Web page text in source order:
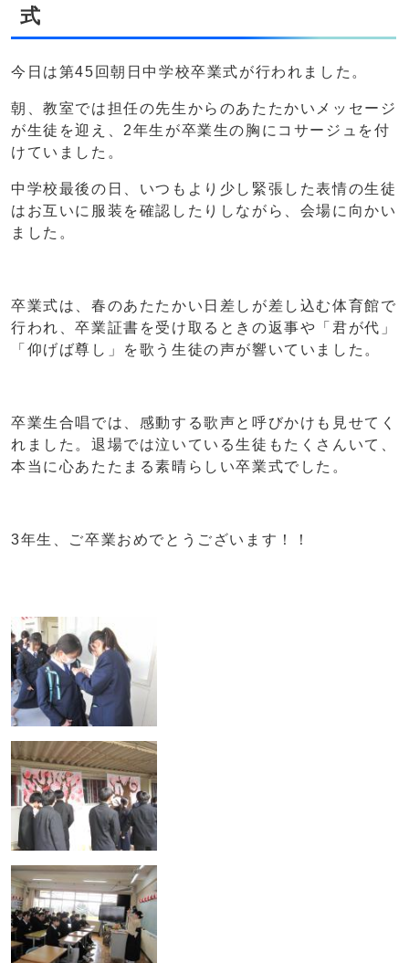
式
今日は第45回朝日中学校卒業式が行われました。
朝、教室では担任の先生からのあたたかいメッセージ
が生徒を迎え、2年生が卒業生の胸にコサージュを付
けていました。
中学校最後の日、いつもより少し緊張した表情の生徒
はお互いに服装を確認したりしながら、会場に向かい
ました。
卒業式は、春のあたたかい日差しが差し込む体育館で
行われ、卒業証書を受け取るときの返事や「君が代」
「仰げば尊し」を歌う生徒の声が響いていました。
卒業生合唱では、感動する歌声と呼びかけも見せてく
れました。退場では泣いている生徒もたくさんいて、
本当に心あたたまる素晴らしい卒業式でした。
3年生、ご卒業おめでとうございます！！